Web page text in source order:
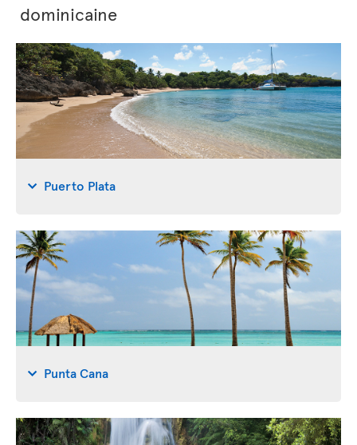
dominicaine
Puerto Plata
Punta Cana